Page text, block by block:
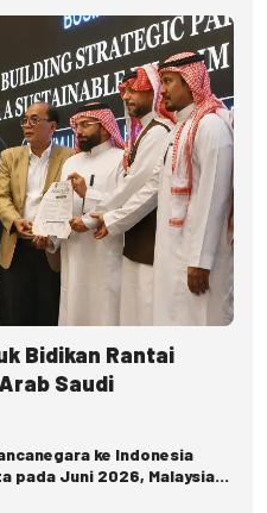
Bidikan Rantai
Saudi
ke Indonesia
pada Juni 2026, Malaysia